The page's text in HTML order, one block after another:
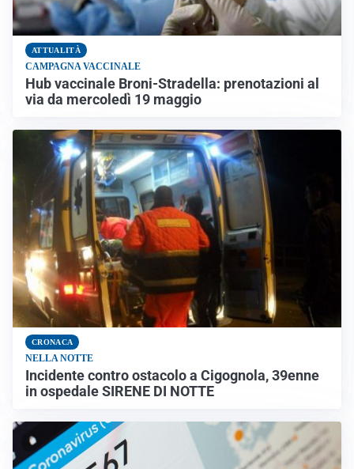
ATTUALITÀ
CAMPAGNA VACCINALE
Hub vaccinale Broni-Stradella: prenotazioni al
via da mercoledì 19 maggio
CRONACA
NELLA NOTTE
Incidente contro ostacolo a Cigognola, 39enne
in ospedale SIRENE DI NOTTE